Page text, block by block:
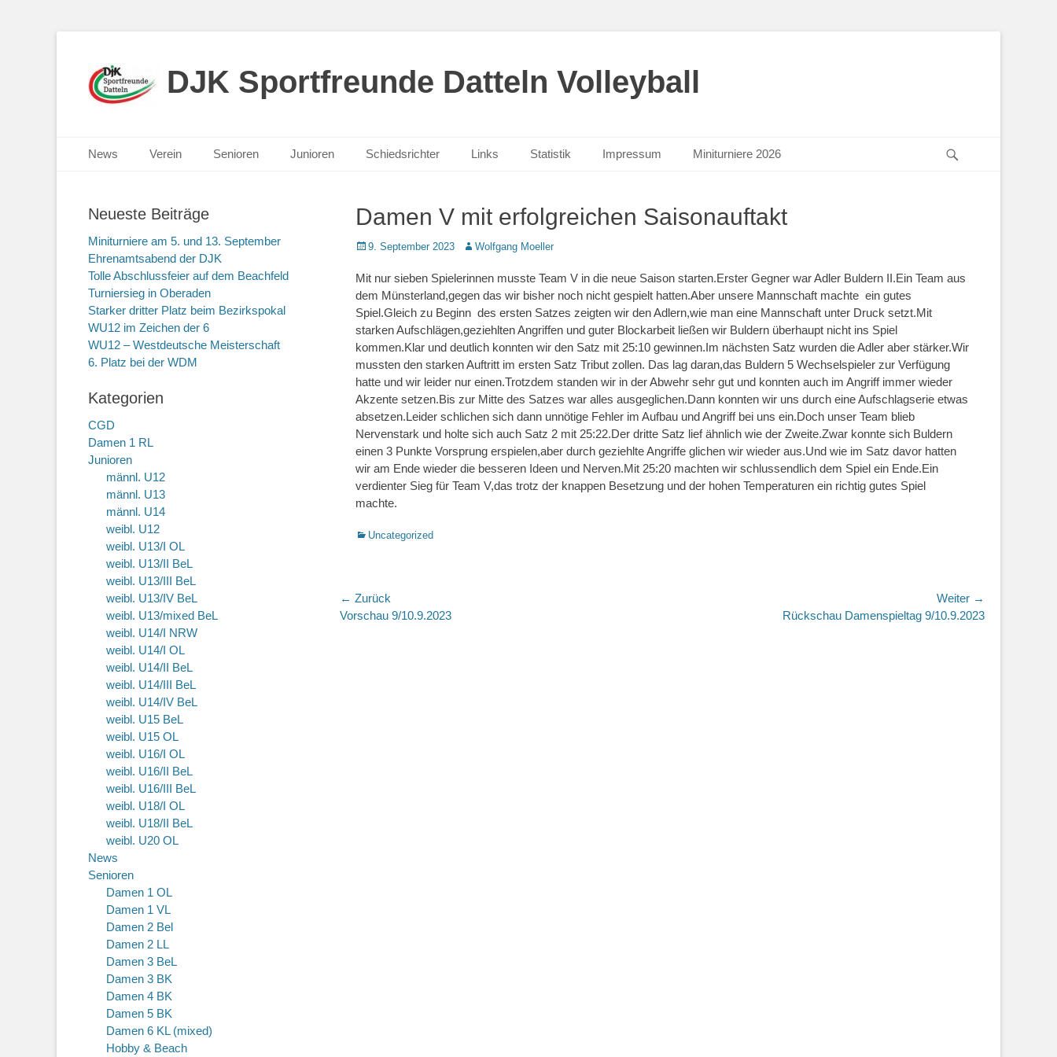
DJK Sportfreunde Datteln Volleyball
Primäres Menü
Inhalt
News Verein Senioren Junioren Schiedsrichter Links Statistik Impressum Miniturniere 2026
Damen V mit erfolgreichen Saisonauftakt
Posted
9. September 2023 AutorWolfgang Moeller
Mit nur sieben Spielerinnen musste Team V in die neue Saison starten.Erster Gegner war Adler Buldern II.Ein Team aus
dem Münsterland,gegen das wir bisher noch nicht gespielt hatten.Aber unsere Mannschaft machte ein gutes
Spiel.Gleich zu Beginn des ersten Satzes zeigten wir den Adlern,wie man eine Mannschaft unter Druck setzt.Mit
starken Aufschlägen,geziehlten Angriffen und guter Blockarbeit ließen wir Buldern überhaupt nicht ins Spiel
kommen.Klar und deutlich konnten wir den Satz mit 25:10 gewinnen.Im nächsten Satz wurden die Adler aber stärker.Wir
mussten den starken Auftritt im ersten Satz Tribut zollen. Das lag daran,das Buldern 5 Wechselspieler zur Verfügung
hatte und wir leider nur einen.Trotzdem standen wir in der Abwehr sehr gut und konnten auch im Angriff immer wieder
Akzente setzen.Bis zur Mitte des Satzes war alles ausgeglichen.Dann konnten wir uns durch eine Aufschlagserie etwas
absetzen.Leider schlichen sich dann unnötige Fehler im Aufbau und Angriff bei uns ein.Doch unser Team blieb
Nervenstark und holte sich auch Satz 2 mit 25:22.Der dritte Satz lief ähnlich wie der Zweite.Zwar konnte sich Buldern
einen 3 Punkte Vorsprung erspielen,aber durch geziehlte Angriffe glichen wir wieder aus.Und wie im Satz davor hatten
wir am Ende wieder die besseren Ideen und Nerven.Mit 25:20 machten wir schlussendlich dem Spiel ein Ende.Ein
verdienter Sieg für Team V,das trotz der knappen Besetzung und der hohen Temperaturen ein richtig gutes Spiel
machte.
Kategorien
Uncategorized
Beitragsnavigation
← Zurück
Vorheriger
Vorschau 9/10.9.2023
Weiter →
Rückschau Damenspieltag 9/10.9.2023
Neueste Beiträge
Miniturniere am 5. und 13. September
Ehrenamtsabend der DJK
Tolle Abschlussfeier auf dem Beachfeld
Turniersieg in Oberaden
Starker dritter Platz beim Bezirkspokal
WU12 im Zeichen der 6
WU12 – Westdeutsche Meisterschaft
6. Platz bei der WDM
Kategorien
CGD
Damen 1 RL
Junioren
männl. U12
männl. U13
männl. U14
weibl. U12
weibl. U13/I OL
weibl. U13/II BeL
weibl. U13/III BeL
weibl. U13/IV BeL
weibl. U13/mixed BeL
weibl. U14/I NRW
weibl. U14/I OL
weibl. U14/II BeL
weibl. U14/III BeL
weibl. U14/IV BeL
weibl. U15 BeL
weibl. U15 OL
weibl. U16/I OL
weibl. U16/II BeL
weibl. U16/III BeL
weibl. U18/I OL
weibl. U18/II BeL
weibl. U20 OL
News
Senioren
Damen 1 OL
Damen 1 VL
Damen 2 Bel
Damen 2 LL
Damen 3 BeL
Damen 3 BK
Damen 4 BK
Damen 5 BK
Damen 6 KL (mixed)
Hobby & Beach